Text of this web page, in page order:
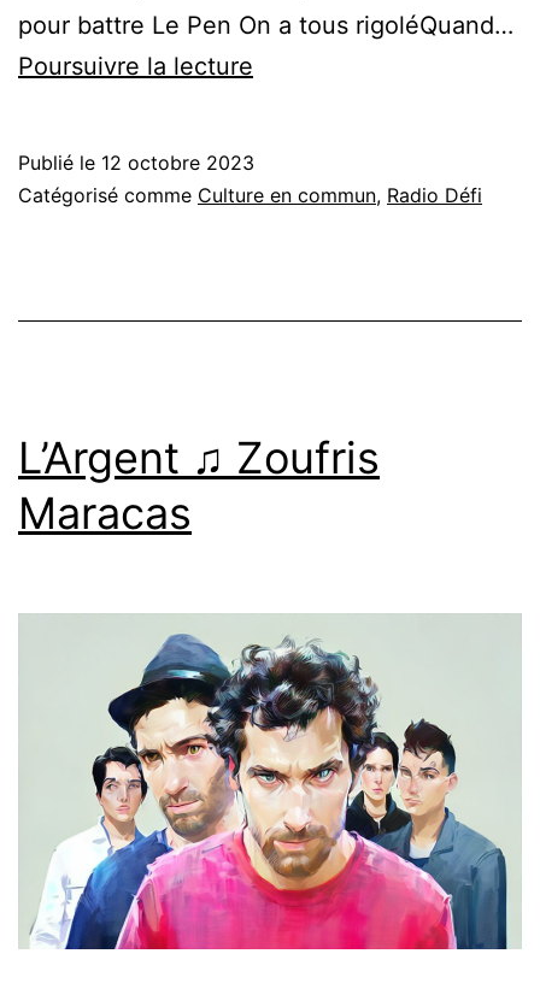
pour battre Le Pen On a tous rigoléQuand…
Poursuivre la lecture
? ♫ Agnès
Publié le 12 octobre 2023
Catégorisé comme Culture en commun, Radio Défi
L’Argent ♫ Zoufris
Maracas